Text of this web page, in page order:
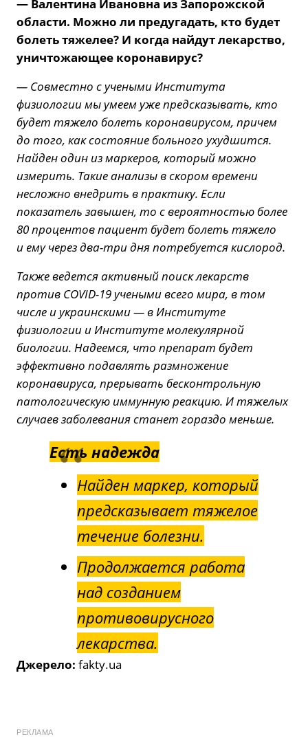
— Валентина Ивановна из Запорожской
области. Можно ли предугадать, кто будет
болеть тяжелее? И когда найдут лекарство,
уничтожающее коронавирус?
— Совместно с учеными Института
физиологии мы умеем уже предсказывать, кто
будет тяжело болеть коронавирусом, причем
до того, как состояние больного ухудшится.
Найден один из маркеров, который можно
измерить. Такие анализы в скором времени
несложно внедрить в практику. Если
показатель завышен, то с вероятностью более
80 процентов пациент будет болеть тяжело
и ему через два-три дня потребуется кислород.
Также ведется активный поиск лекарств
против COVID-19 учеными всего мира, в том
числе и украинскими — в Институте
физиологии и Институте молекулярной
биологии. Надеемся, что препарат будет
эффективно подавлять размножение
коронавируса, прерывать бесконтрольную
патологическую иммунную реакцию. И тяжелых
случаев заболевания станет гораздо меньше.
Есть надежда
Найден маркер, который
предсказывает тяжелое
течение болезни.
Продолжается работа
над созданием
противовирусного
лекарства.
Джерело: fakty.ua
РЕКЛАМА